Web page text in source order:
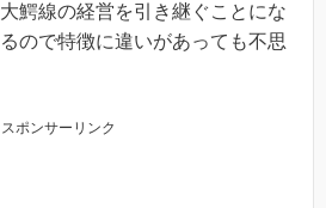
鰐線の経営を引き継ぐことにな
ので特徴に違いがあっても不思
スポンサーリンク